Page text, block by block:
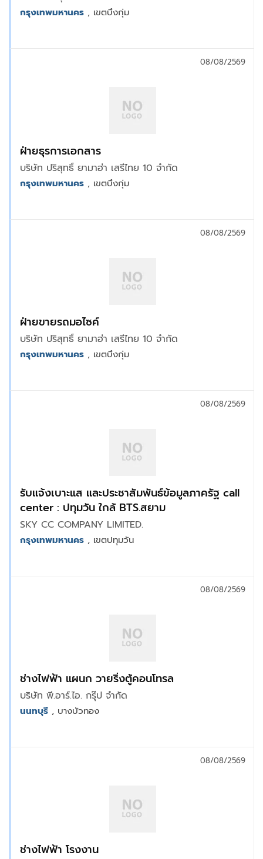
กรุงเทพมหานคร , เขตบึงกุ่ม
ฝ่ายธุรการเอกสาร
บริษัท ปริสุทธิ์ ยามาฮ่า เสรีไทย 10 จำกัด
08/08/2569
กรุงเทพมหานคร , เขตบึงกุ่ม
ฝ่ายขายรถมอไซค์
บริษัท ปริสุทธิ์ ยามาฮ่า เสรีไทย 10 จำกัด
08/08/2569
กรุงเทพมหานคร , เขตบึงกุ่ม
รับแจ้งเบาะแส และประชาสัมพันธ์ข้อมูลภาครัฐ call
center : ปทุมวัน ใกล้ BTS.สยาม
SKY CC COMPANY LIMITED.
08/08/2569
กรุงเทพมหานคร , เขตปทุมวัน
ช่างไฟฟ้า แผนก วายริ่งตู้คอนโทรล
บริษัท พี.อาร์.ไอ. กรุ๊ป จำกัด
08/08/2569
นนทบุรี , บางบัวทอง
ช่างไฟฟ้า โรงงาน
08/08/2569